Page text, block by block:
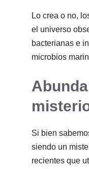
Lo crea o no,
el universo
bacterianas e
microbios
Si bien
siendo un
recientes que